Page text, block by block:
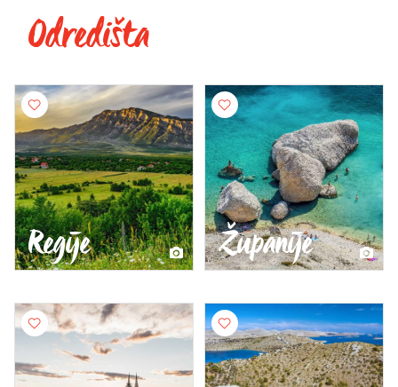
Odredišta
Regije Županije